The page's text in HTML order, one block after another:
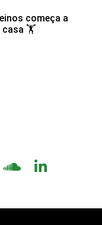
começa a
casa 🏋️